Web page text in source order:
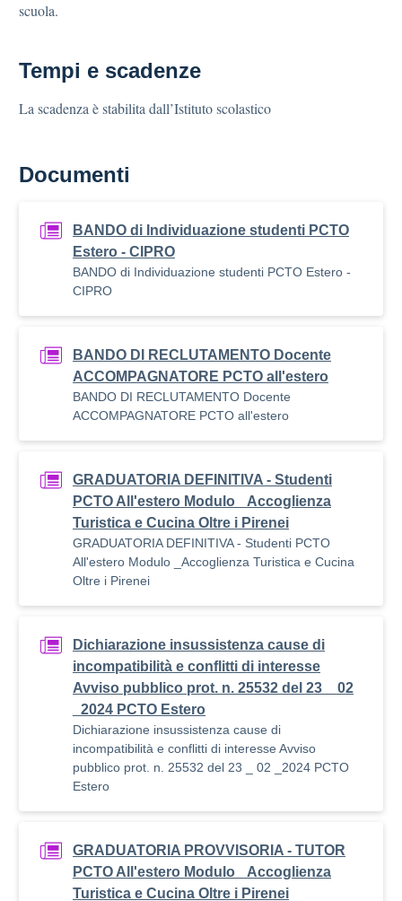
scuola.
Tempi e scadenze
La scadenza è stabilita dall’Istituto scolastico
Documenti
BANDO di Individuazione studenti PCTO
Estero - CIPRO
BANDO di Individuazione studenti PCTO Estero -
CIPRO
BANDO DI RECLUTAMENTO Docente
ACCOMPAGNATORE PCTO all'estero
BANDO DI RECLUTAMENTO Docente
ACCOMPAGNATORE PCTO all'estero
GRADUATORIA DEFINITIVA - Studenti
PCTO All'estero Modulo _Accoglienza
Turistica e Cucina Oltre i Pirenei
GRADUATORIA DEFINITIVA - Studenti PCTO
All'estero Modulo _Accoglienza Turistica e Cucina
Oltre i Pirenei
Dichiarazione insussistenza cause di
incompatibilità e conflitti di interesse
Avviso pubblico prot. n. 25532 del 23 _ 02
_2024 PCTO Estero
Dichiarazione insussistenza cause di
incompatibilità e conflitti di interesse Avviso
pubblico prot. n. 25532 del 23 _ 02 _2024 PCTO
Estero
GRADUATORIA PROVVISORIA - TUTOR
PCTO All'estero Modulo _Accoglienza
Turistica e Cucina Oltre i Pirenei